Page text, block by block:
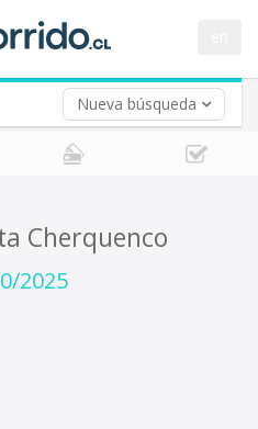
Nueva búsqueda
Cherquenco
2025